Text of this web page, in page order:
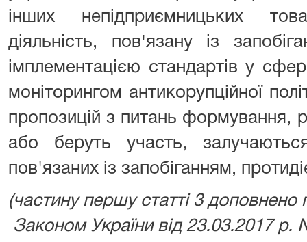
інших непідприємницьких
діяльність, пов'язану із
імплементацією стандартів у
моніторингом антикорупційної
пропозицій з питань формування,
або беруть участь,
пов'язаних із запобіганням,
(частину першу статті 3 доповнено
Законом України від 23.03.2017 р.